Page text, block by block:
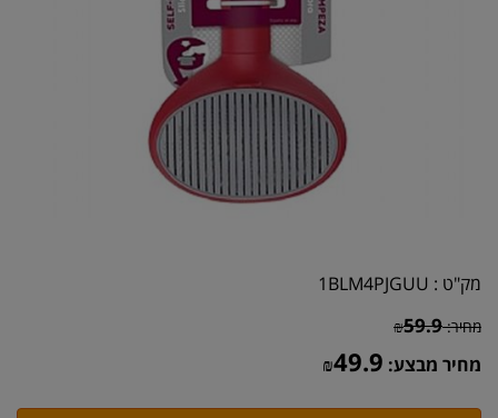
מק"ט : 1BLM4PJGUU
מחיר: ₪59.9
מחיר מבצע: ₪49.9